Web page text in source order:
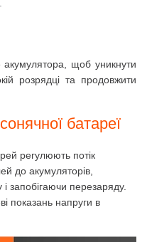
акумулятора, щоб уникнути
розрядці та продовжити
батареї
регулюють потік
до акумуляторів,
запобігаючи перезаряду.
показань напруги в